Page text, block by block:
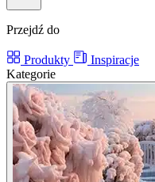
Przejdź do
Produkty
Inspiracje
Kategorie